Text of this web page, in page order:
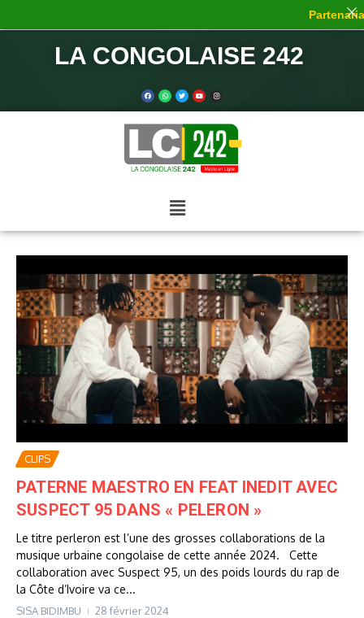
LA CONGOLAISE 242
CLIPS
PATERNE MAESTRO EN FEAT INEDIT AVEC
SUSPECT 95 DANS « PELERON »
Le titre perleron est l’une des grosses collaborations de la
musique urbaine congolaise de cette année 2024. Cette
collaboration avec Suspect 95, un des poids lourds du rap de
la Côte d’Ivoire va ce...
SISA BIDIMBU 28 février 2024